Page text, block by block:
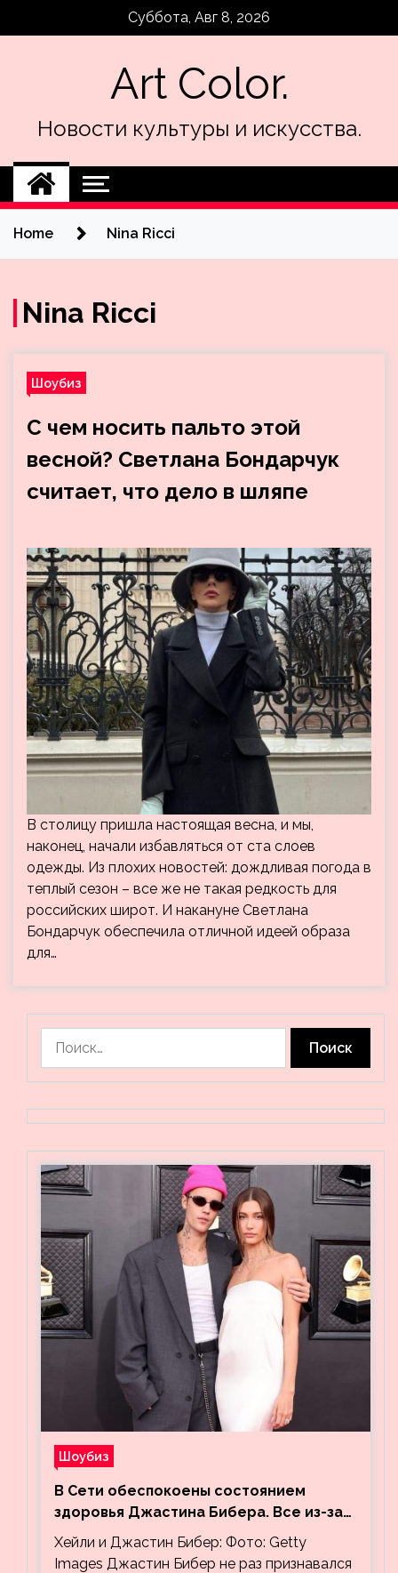
Суббота, Авг 8, 2026
Art Color.
Новости культуры и искусства.
Home Nina Ricci
Nina Ricci
Шоубиз
С чем носить пальто этой
весной? Светлана Бондарчук
считает, что дело в шляпе
В столицу пришла настоящая весна, и мы,
наконец, начали избавляться от ста слоев
одежды. Из плохих новостей: дождливая погода в
теплый сезон – все же не такая редкость для
российских широт. И накануне Светлана
Бондарчук обеспечила отличной идеей образа
для…
Шоубиз
В Сети обеспокоены состоянием
здоровья Джастина Бибера. Все из-за
видео, на котором его успокаивает
Хейли
Хейли и Джастин Бибер: Фото: Getty
Images Джастин Бибер не раз признавался